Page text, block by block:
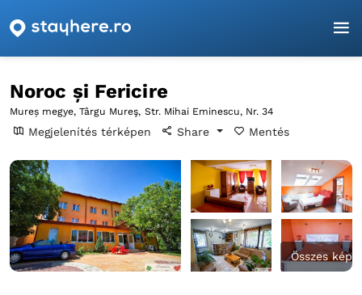
Főoldal
Noroc și Fericire
Mureș megye, Târgu Mureş, Str. Mihai Eminescu, Nr. 34
Megjelenítés térképen Share Mentés
Összes kép